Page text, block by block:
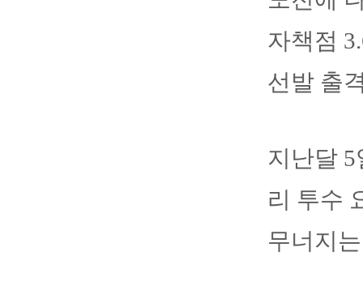
자책점
선발 출
지난달
리 투수
무너지